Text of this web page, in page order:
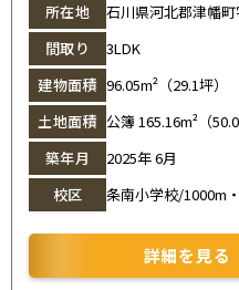
所在地
石川県河北郡津幡
間取り
3LDK
建物面積 96.05m²（29.1坪）
土地面積 公簿 165.16m²（50.0
築年月
2025年 6月
校区
条南小学校/1000m
詳細を見る